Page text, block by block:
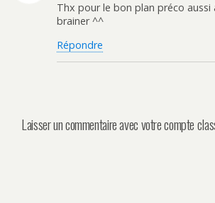
Thx pour le bon plan préco aussi
brainer ^^
Répondre
Laisser un commentaire avec votre compte